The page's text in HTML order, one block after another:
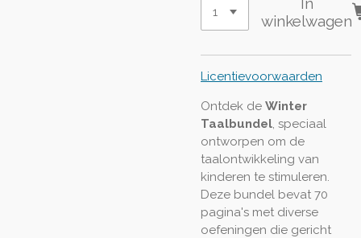
winkelwagen
Licentievoorwaarden
Ontdek de Winter
Taalbundel, speciaal
ontworpen om de
taalontwikkeling van
kinderen te stimuleren.
Deze bundel bevat 70
pagina's met diverse
oefeningen die gericht